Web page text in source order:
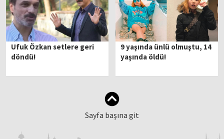
Ufuk Özkan setlere geri
döndü!
9 yaşında ünlü olmuştu, 14
yaşında öldü!
Sayfa başına git